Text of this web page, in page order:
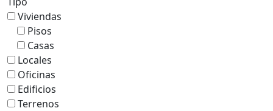
Viviendas
Pisos
Casas
Locales
Oficinas
Edificios
Terrenos